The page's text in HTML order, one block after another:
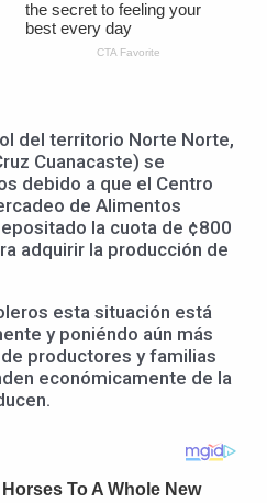
del territorio Norte Norte,
Cuanacaste) se
debido a que el Centro
de Alimentos
la cuota de ¢800
adquirir la producción de
esta situación está
y poniéndo aún más
productores y familias
económicamente de la